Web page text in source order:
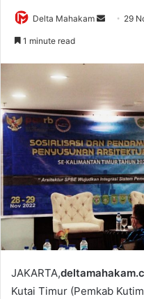
Delta Mahakam
n
m
a
i
l
29
1 minute read
JAKARTA,
Kutai Timur (Pemkab